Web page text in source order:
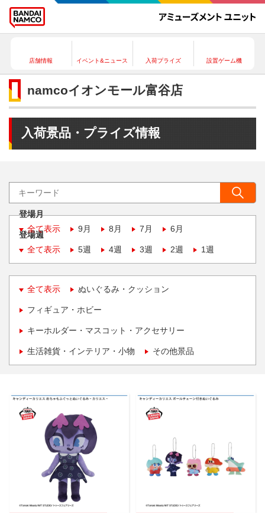
店舗情報 イベント&ニュース 入荷プライズ 設置ゲーム機
namcoイオンモール富谷店
入荷景品・プライズ情報
登場月
全て表示
9月 8月 7月 6月
登場週
全て表示
5週 4週 3週 2週 1週
全て表示 ぬいぐるみ・クッション
フィギュア・ホビー
キーホルダー・マスコット・アクセサリー
生活雑貨・インテリア・小物 その他景品